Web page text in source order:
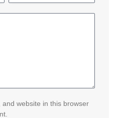
website in this browser